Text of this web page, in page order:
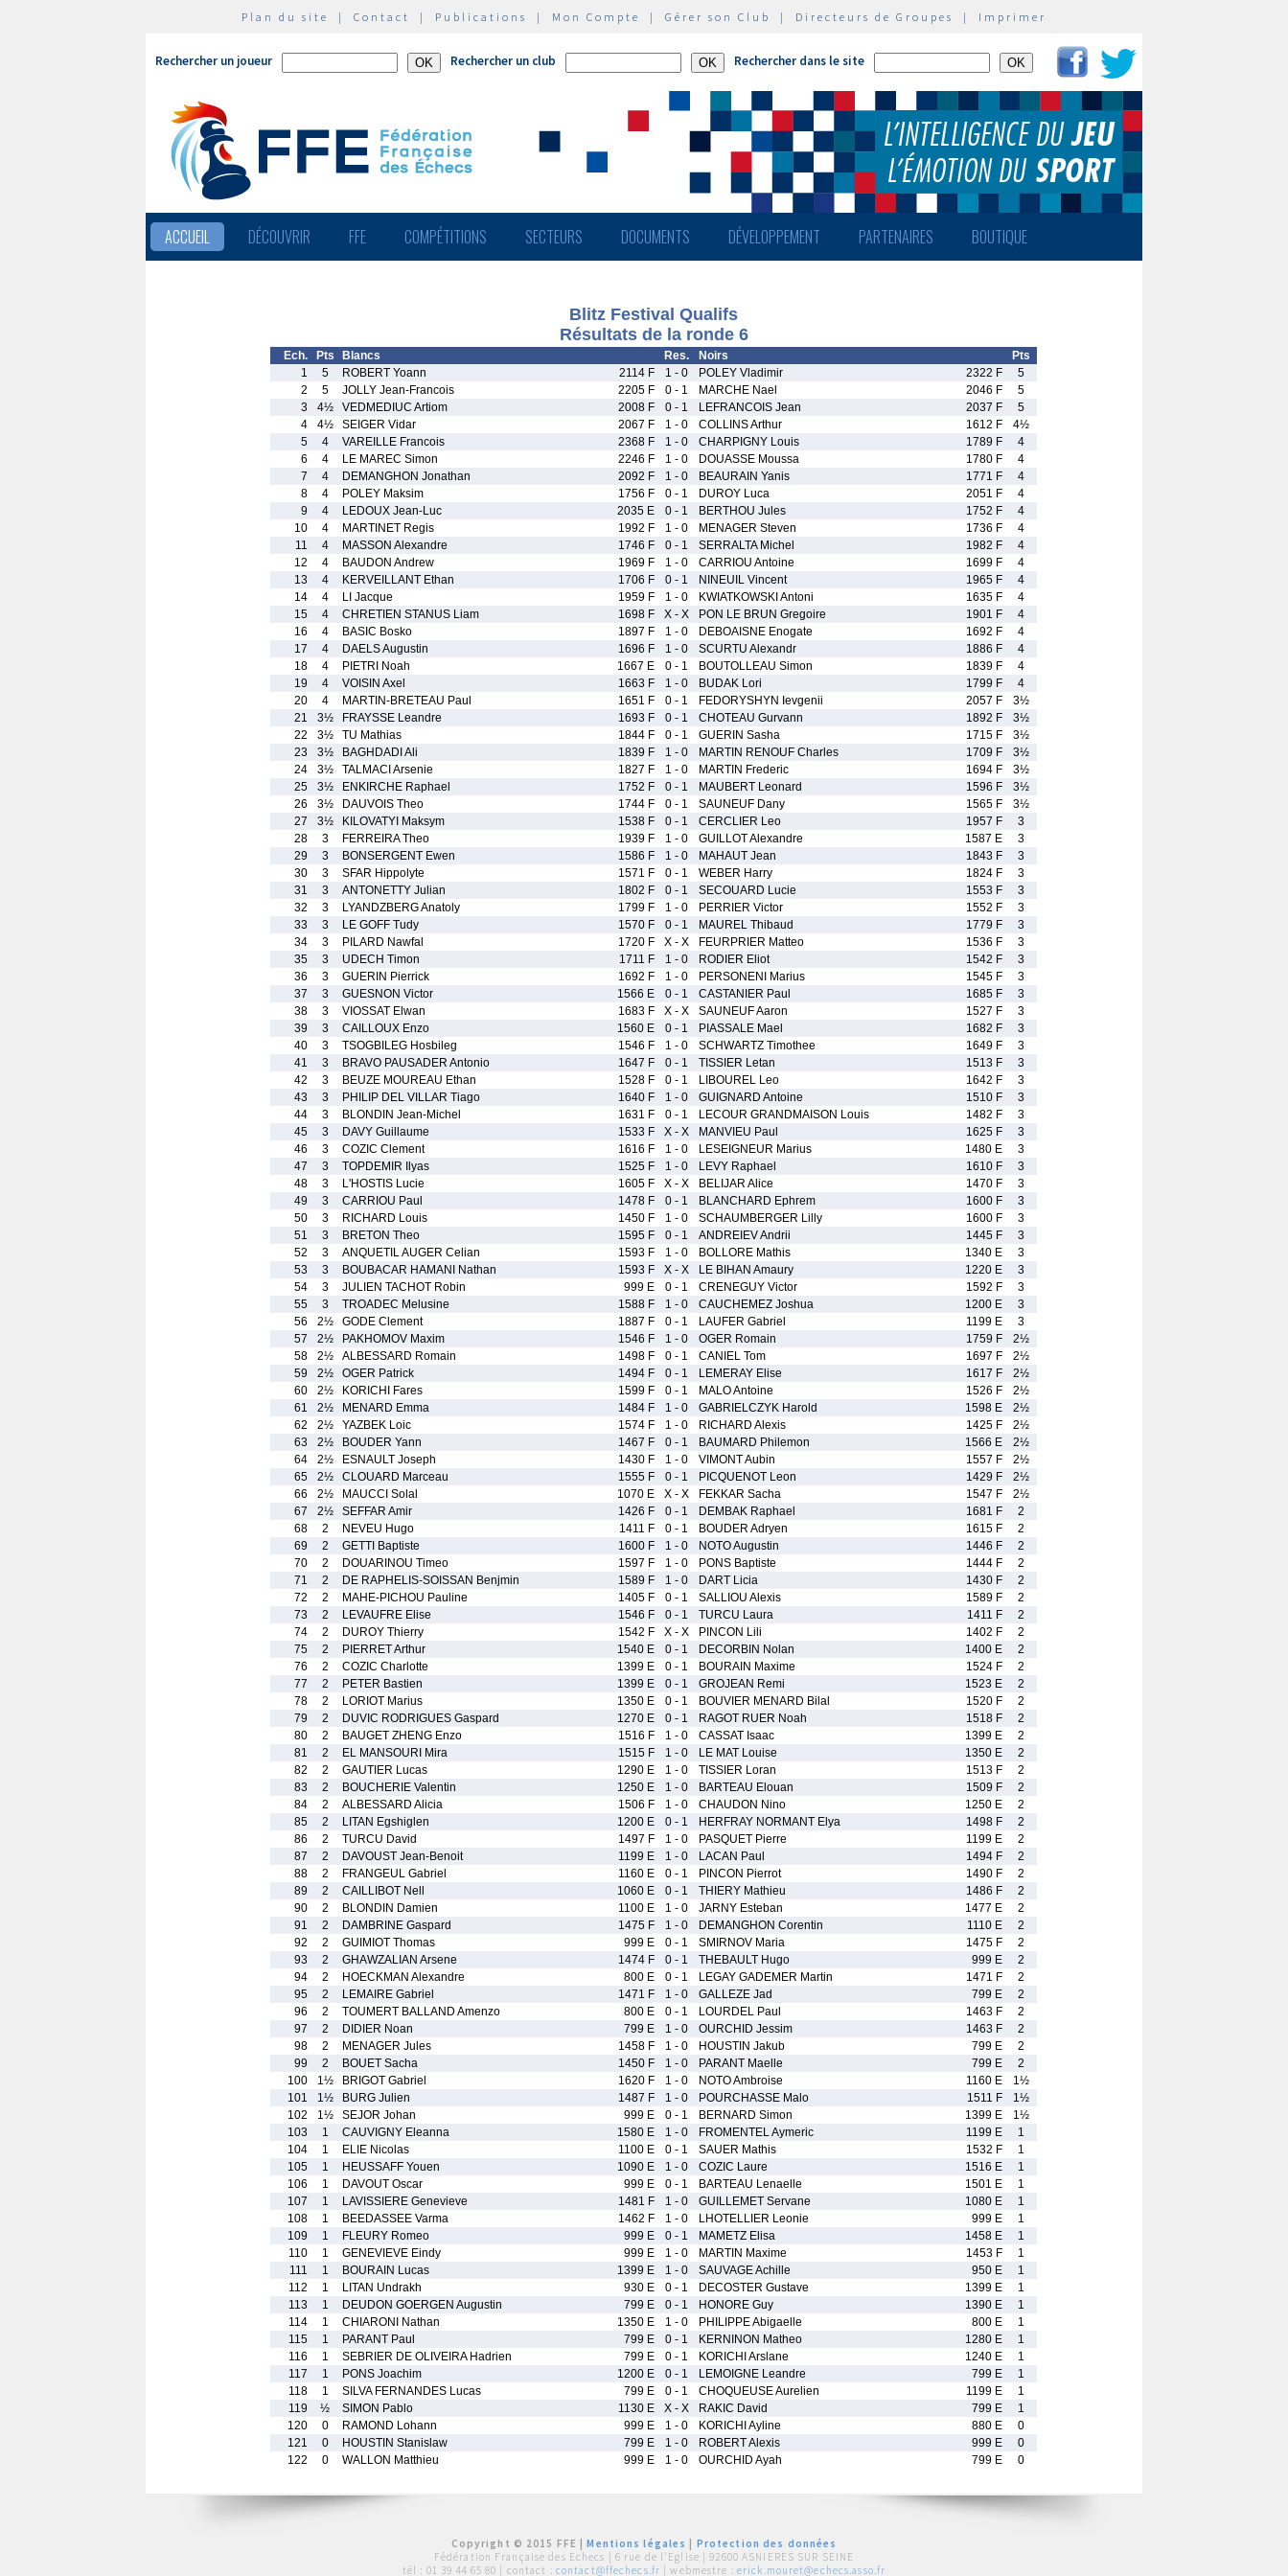
Plan du site | Contact | Publications | Mon Compte | Gérer son Club | Directeurs de Groupes | Imprimer
Rechercher un joueur Rechercher un club Rechercher dans le site
ACCUEIL DÉCOUVRIR FFE COMPÉTITIONS SECTEURS DOCUMENTS DÉVELOPPEMENT PARTENAIRES BOUTIQUE
Blitz Festival Qualifs
Résultats de la ronde 6
Ech. Pts Blancs Res. Noirs
Pts
1
5 ROBERT Yoann 2114 F 1 - 0 POLEY Vladimir 2322 F
5
2
5 JOLLY Jean-Francois 2205 F 0 - 1 MARCHE Nael 2046 F
5
3
4½ VEDMEDIUC Artiom 2008 F 0 - 1 LEFRANCOIS Jean 2037 F
5
4
4½ SEIGER Vidar 2067 F 1 - 0 COLLINS Arthur 1612 F
4½
5
4 VAREILLE Francois 2368 F 1 - 0 CHARPIGNY Louis 1789 F
4
6
4 LE MAREC Simon 2246 F 1 - 0 DOUASSE Moussa 1780 F
4
7
4 DEMANGHON Jonathan 2092 F 1 - 0 BEAURAIN Yanis 1771 F
4
8
4 POLEY Maksim 1756 F 0 - 1 DUROY Luca 2051 F
4
9
4 LEDOUX Jean-Luc 2035 E 0 - 1 BERTHOU Jules 1752 F
4
10
4 MARTINET Regis 1992 F 1 - 0 MENAGER Steven 1736 F
4
11
4 MASSON Alexandre 1746 F 0 - 1 SERRALTA Michel 1982 F
4
12
4 BAUDON Andrew 1969 F 1 - 0 CARRIOU Antoine 1699 F
4
13
4 KERVEILLANT Ethan 1706 F 0 - 1 NINEUIL Vincent 1965 F
4
14
4 LI Jacque 1959 F 1 - 0 KWIATKOWSKI Antoni 1635 F
4
15
4 CHRETIEN STANUS Liam 1698 F X - X PON LE BRUN Gregoire 1901 F
4
16
4 BASIC Bosko 1897 F 1 - 0 DEBOAISNE Enogate 1692 F
4
17
4 DAELS Augustin 1696 F 1 - 0 SCURTU Alexandr 1886 F
4
18
4 PIETRI Noah 1667 E 0 - 1 BOUTOLLEAU Simon 1839 F
4
19
4 VOISIN Axel 1663 F 1 - 0 BUDAK Lori 1799 F
4
20
4 MARTIN-BRETEAU Paul 1651 F 0 - 1 FEDORYSHYN Ievgenii 2057 F
3½
21
3½ FRAYSSE Leandre 1693 F 0 - 1 CHOTEAU Gurvann 1892 F
3½
22
3½ TU Mathias 1844 F 0 - 1 GUERIN Sasha 1715 F
3½
23
3½ BAGHDADI Ali 1839 F 1 - 0 MARTIN RENOUF Charles 1709 F
3½
24
3½ TALMACI Arsenie 1827 F 1 - 0 MARTIN Frederic 1694 F
3½
25
3½ ENKIRCHE Raphael 1752 F 0 - 1 MAUBERT Leonard 1596 F
3½
26
3½ DAUVOIS Theo 1744 F 0 - 1 SAUNEUF Dany 1565 F
3½
27
3½ KILOVATYI Maksym 1538 F 0 - 1 CERCLIER Leo 1957 F
3
28
3 FERREIRA Theo 1939 F 1 - 0 GUILLOT Alexandre 1587 E
3
29
3 BONSERGENT Ewen 1586 F 1 - 0 MAHAUT Jean 1843 F
3
30
3 SFAR Hippolyte 1571 F 0 - 1 WEBER Harry 1824 F
3
31
3 ANTONETTY Julian 1802 F 0 - 1 SECOUARD Lucie 1553 F
3
32
3 LYANDZBERG Anatoly 1799 F 1 - 0 PERRIER Victor 1552 F
3
33
3 LE GOFF Tudy 1570 F 0 - 1 MAUREL Thibaud 1779 F
3
34
3 PILARD Nawfal 1720 F X - X FEURPRIER Matteo 1536 F
3
35
3 UDECH Timon 1711 F 1 - 0 RODIER Eliot 1542 F
3
36
3 GUERIN Pierrick 1692 F 1 - 0 PERSONENI Marius 1545 F
3
37
3 GUESNON Victor 1566 E 0 - 1 CASTANIER Paul 1685 F
3
38
3 VIOSSAT Elwan 1683 F X - X SAUNEUF Aaron 1527 F
3
39
3 CAILLOUX Enzo 1560 E 0 - 1 PIASSALE Mael 1682 F
3
40
3 TSOGBILEG Hosbileg 1546 F 1 - 0 SCHWARTZ Timothee 1649 F
3
41
3 BRAVO PAUSADER Antonio 1647 F 0 - 1 TISSIER Letan 1513 F
3
42
3 BEUZE MOUREAU Ethan 1528 F 0 - 1 LIBOUREL Leo 1642 F
3
43
3 PHILIP DEL VILLAR Tiago 1640 F 1 - 0 GUIGNARD Antoine 1510 F
3
44
3 BLONDIN Jean-Michel 1631 F 0 - 1 LECOUR GRANDMAISON Louis 1482 F
3
45
3 DAVY Guillaume 1533 F X - X MANVIEU Paul 1625 F
3
46
3 COZIC Clement 1616 F 1 - 0 LESEIGNEUR Marius 1480 E
3
47
3 TOPDEMIR Ilyas 1525 F 1 - 0 LEVY Raphael 1610 F
3
48
3 L'HOSTIS Lucie 1605 F X - X BELIJAR Alice 1470 F
3
49
3 CARRIOU Paul 1478 F 0 - 1 BLANCHARD Ephrem 1600 F
3
50
3 RICHARD Louis 1450 F 1 - 0 SCHAUMBERGER Lilly 1600 F
3
51
3 BRETON Theo 1595 F 0 - 1 ANDREIEV Andrii 1445 F
3
52
3 ANQUETIL AUGER Celian 1593 F 1 - 0 BOLLORE Mathis 1340 E
3
53
3 BOUBACAR HAMANI Nathan 1593 F X - X LE BIHAN Amaury 1220 E
3
54
3 JULIEN TACHOT Robin 999 E 0 - 1 CRENEGUY Victor 1592 F
3
55
3 TROADEC Melusine 1588 F 1 - 0 CAUCHEMEZ Joshua 1200 E
3
56
2½ GODE Clement 1887 F 0 - 1 LAUFER Gabriel 1199 E
3
57
2½ PAKHOMOV Maxim 1546 F 1 - 0 OGER Romain 1759 F
2½
58
2½ ALBESSARD Romain 1498 F 0 - 1 CANIEL Tom 1697 F
2½
59
2½ OGER Patrick 1494 F 0 - 1 LEMERAY Elise 1617 F
2½
60
2½ KORICHI Fares 1599 F 0 - 1 MALO Antoine 1526 F
2½
61
2½ MENARD Emma 1484 F 1 - 0 GABRIELCZYK Harold 1598 E
2½
62
2½ YAZBEK Loic 1574 F 1 - 0 RICHARD Alexis 1425 F
2½
63
2½ BOUDER Yann 1467 F 0 - 1 BAUMARD Philemon 1566 E
2½
64
2½ ESNAULT Joseph 1430 F 1 - 0 VIMONT Aubin 1557 F
2½
65
2½ CLOUARD Marceau 1555 F 0 - 1 PICQUENOT Leon 1429 F
2½
66
2½ MAUCCI Solal 1070 E X - X FEKKAR Sacha 1547 F
2½
67
2½ SEFFAR Amir 1426 F 0 - 1 DEMBAK Raphael 1681 F
2
68
2 NEVEU Hugo 1411 F 0 - 1 BOUDER Adryen 1615 F
2
69
2 GETTI Baptiste 1600 F 1 - 0 NOTO Augustin 1446 F
2
70
2 DOUARINOU Timeo 1597 F 1 - 0 PONS Baptiste 1444 F
2
71
2 DE RAPHELIS-SOISSAN Benjmin 1589 F 1 - 0 DART Licia 1430 F
2
72
2 MAHE-PICHOU Pauline 1405 F 0 - 1 SALLIOU Alexis 1589 F
2
73
2 LEVAUFRE Elise 1546 F 0 - 1 TURCU Laura 1411 F
2
74
2 DUROY Thierry 1542 F X - X PINCON Lili 1402 F
2
75
2 PIERRET Arthur 1540 E 0 - 1 DECORBIN Nolan 1400 E
2
76
2 COZIC Charlotte 1399 E 0 - 1 BOURAIN Maxime 1524 F
2
77
2 PETER Bastien 1399 E 0 - 1 GROJEAN Remi 1523 E
2
78
2 LORIOT Marius 1350 E 0 - 1 BOUVIER MENARD Bilal 1520 F
2
79
2 DUVIC RODRIGUES Gaspard 1270 E 0 - 1 RAGOT RUER Noah 1518 F
2
80
2 BAUGET ZHENG Enzo 1516 F 1 - 0 CASSAT Isaac 1399 E
2
81
2 EL MANSOURI Mira 1515 F 1 - 0 LE MAT Louise 1350 E
2
82
2 GAUTIER Lucas 1290 E 1 - 0 TISSIER Loran 1513 F
2
83
2 BOUCHERIE Valentin 1250 E 1 - 0 BARTEAU Elouan 1509 F
2
84
2 ALBESSARD Alicia 1506 F 1 - 0 CHAUDON Nino 1250 E
2
85
2 LITAN Egshiglen 1200 E 0 - 1 HERFRAY NORMANT Elya 1498 F
2
86
2 TURCU David 1497 F 1 - 0 PASQUET Pierre 1199 E
2
87
2 DAVOUST Jean-Benoit 1199 E 1 - 0 LACAN Paul 1494 F
2
88
2 FRANGEUL Gabriel 1160 E 0 - 1 PINCON Pierrot 1490 F
2
89
2 CAILLIBOT Nell 1060 E 0 - 1 THIERY Mathieu 1486 F
2
90
2 BLONDIN Damien 1100 E 1 - 0 JARNY Esteban 1477 E
2
91
2 DAMBRINE Gaspard 1475 F 1 - 0 DEMANGHON Corentin 1110 E
2
92
2 GUIMIOT Thomas 999 E 0 - 1 SMIRNOV Maria 1475 F
2
93
2 GHAWZALIAN Arsene 1474 F 0 - 1 THEBAULT Hugo 999 E
2
94
2 HOECKMAN Alexandre 800 E 0 - 1 LEGAY GADEMER Martin 1471 F
2
95
2 LEMAIRE Gabriel 1471 F 1 - 0 GALLEZE Jad 799 E
2
96
2 TOUMERT BALLAND Amenzo 800 E 0 - 1 LOURDEL Paul 1463 F
2
97
2 DIDIER Noan 799 E 1 - 0 OURCHID Jessim 1463 F
2
98
2 MENAGER Jules 1458 F 1 - 0 HOUSTIN Jakub 799 E
2
99
2 BOUET Sacha 1450 F 1 - 0 PARANT Maelle 799 E
2
100
1½ BRIGOT Gabriel 1620 F 1 - 0 NOTO Ambroise 1160 E
1½
101
1½ BURG Julien 1487 F 1 - 0 POURCHASSE Malo 1511 F
1½
102
1½ SEJOR Johan 999 E 0 - 1 BERNARD Simon 1399 E
1½
103
1 CAUVIGNY Eleanna 1580 E 1 - 0 FROMENTEL Aymeric 1199 E
1
104
1 ELIE Nicolas 1100 E 0 - 1 SAUER Mathis 1532 F
1
105
1 HEUSSAFF Youen 1090 E 1 - 0 COZIC Laure 1516 E
1
106
1 DAVOUT Oscar 999 E 0 - 1 BARTEAU Lenaelle 1501 E
1
107
1 LAVISSIERE Genevieve 1481 F 1 - 0 GUILLEMET Servane 1080 E
1
108
1 BEEDASSEE Varma 1462 F 1 - 0 LHOTELLIER Leonie 999 E
1
109
1 FLEURY Romeo 999 E 0 - 1 MAMETZ Elisa 1458 E
1
110
1 GENEVIEVE Eindy 999 E 1 - 0 MARTIN Maxime 1453 F
1
111
1 BOURAIN Lucas 1399 E 1 - 0 SAUVAGE Achille 950 E
1
112
1 LITAN Undrakh 930 E 0 - 1 DECOSTER Gustave 1399 E
1
113
1 DEUDON GOERGEN Augustin 799 E 0 - 1 HONORE Guy 1390 E
1
114
1 CHIARONI Nathan 1350 E 1 - 0 PHILIPPE Abigaelle 800 E
1
115
1 PARANT Paul 799 E 0 - 1 KERNINON Matheo 1280 E
1
116
1 SEBRIER DE OLIVEIRA Hadrien 799 E 0 - 1 KORICHI Arslane 1240 E
1
117
1 PONS Joachim 1200 E 0 - 1 LEMOIGNE Leandre 799 E
1
118
1 SILVA FERNANDES Lucas 799 E 0 - 1 CHOQUEUSE Aurelien 1199 E
1
119
½ SIMON Pablo 1130 E X - X RAKIC David 799 E
1
120
0 RAMOND Lohann 999 E 1 - 0 KORICHI Ayline 880 E
0
121
0 HOUSTIN Stanislaw 799 E 1 - 0 ROBERT Alexis 999 E
0
122
0 WALLON Matthieu 999 E 1 - 0 OURCHID Ayah 799 E 0
Copyright © 2015 FFE |Mentions légales
Protection des données
Fédération Française des Echecs | 6 rue de l'Eglise | 92600 ASNIERES SUR SEINE
tél : 01 39 44 65 80 | contact : contact@ffechecs.fr | webmestre : erick.mouret@echecs.asso.fr